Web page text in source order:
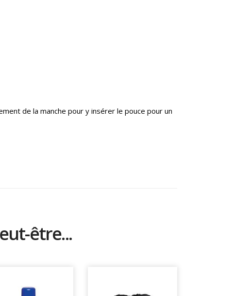
de la manche pour y insérer le pouce pour un
être...